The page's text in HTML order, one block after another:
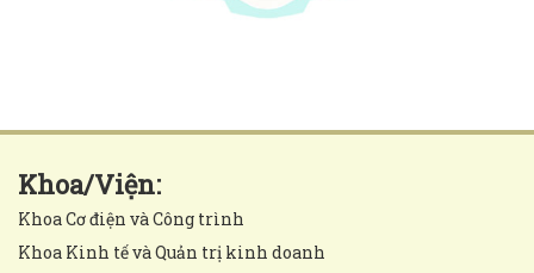
Khoa/Viện:
Khoa Cơ điện và Công trình
Khoa Kinh tế và Quản trị kinh doanh